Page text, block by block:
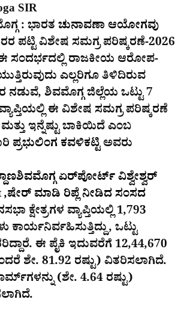
SIR
: ಭಾರತ ಚುನಾವಣಾ ಆಯೋಗವು
ಪಟ್ಟಿ ವಿಶೇಷ ಸಮಗ್ರ ಪರಿಷ್ಕರಣೆ-2026
ಸಂದರ್ಭದಲ್ಲಿ ರಾಜಕೀಯ ಆರೋಪ-
ಎಲ್ಲರಿಗೂ ತಿಳಿದಿರುವ
ಶಿವಮೊಗ್ಗ ಜಿಲ್ಲೆಯ ಒಟ್ಟು 7
ಈ ವಿಶೇಷ ಸಮಗ್ರ ಪರಿಷ್ಕರಣೆ
ಇನ್ನೆಷ್ಟು ಬಾಕಿಯಿದೆ ಎಂಬ
ಪ್ರಭುಲಿಂಗ ಕವಳಿಕಟ್ಟಿಅವರು
ಏರ್​ಪೋರ್ಟ್​ ವಿಶ್ವೇಶ್ವರ್​
,ಷೇರ್ ಮಾಡಿ ರಿಪ್ಲೆ ನೀಡಿದ ಸಂಸದ
ಕ್ಷೇತ್ರಗಳ ವ್ಯಾಪ್ತಿಯಲ್ಲಿ 1,793
ಒಟ್ಟು
ಈ ಪೈಕಿ ಇದುವರೆಗೆ 12,44,670
ಶೇ. 81.92 ರಷ್ಟು) ವಿತರಿಸಲಾಗಿದೆ.
(ಶೇ. 4.64 ರಷ್ಟು)